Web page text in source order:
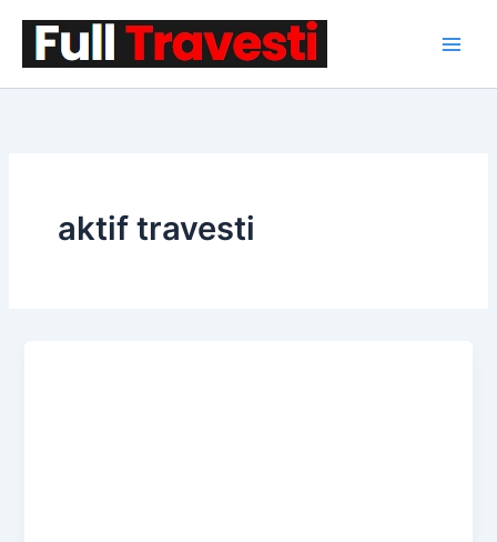
aktif travesti